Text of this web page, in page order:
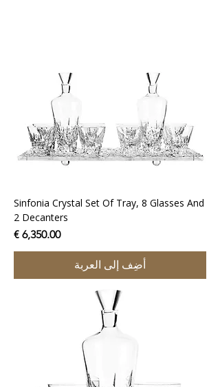
Sinfonia Crystal Set Of Tray, 8 Glasses And
2 Decanters
السعر
أضِف إلى العربة